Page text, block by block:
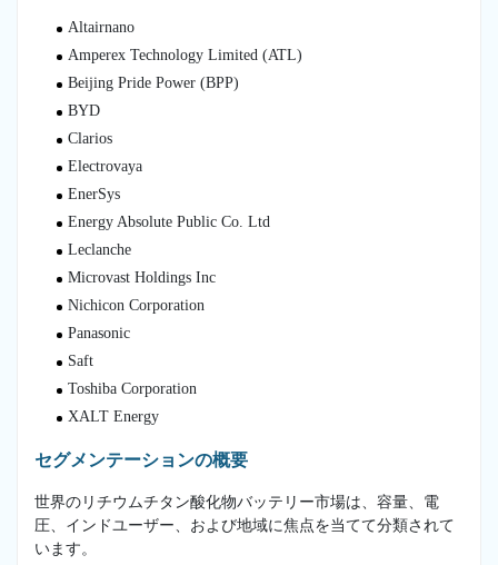
Altairnano
Amperex Technology Limited (ATL)
Beijing Pride Power (BPP)
BYD
Clarios
Electrovaya
EnerSys
Energy Absolute Public Co. Ltd
Leclanche
Microvast Holdings Inc
Nichicon Corporation
Panasonic
Saft
Toshiba Corporation
XALT Energy
セグメンテーションの概要
世界のリチウムチタン酸化物バッテリー市場は、容量、電
圧、インドユーザー、および地域に焦点を当てて分類されて
います。